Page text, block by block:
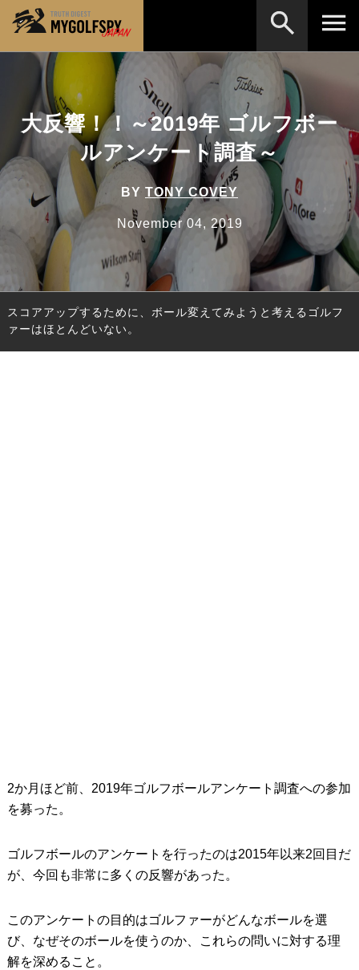
大反響！！～2019年 ゴルフボー
ルアンケート調査～
BY TONY COVEY
November 04, 2019
スコアアップするために、ボール変えてみようと考えるゴルフ
ァーはほとんどいない。
2か月ほど前、2019年ゴルフボールアンケート調査への参加
を募った。
ゴルフボールのアンケートを行ったのは2015年以来2回目だ
が、今回も非常に多くの反響があった。
このアンケートの目的はゴルファーがどんなボールを選
び、なぜそのボールを使うのか、これらの問いに対する理
解を深めること。
MOST WANTED テストランキング
NEW RELEASES 新製品情報
HOW TO ゴルフ上達・実践テクニック
LAB テスト・データ検証
Golf News ゴルフニュース
REVIEWS 製品レビュー
DRIVERS ドライバー
FAIRWAY WOODS フェアウェイウッド
HYBRIDS ハイブリッド
※メーカー名やクラブ名など、検索したい事柄を入
力してください。
検索